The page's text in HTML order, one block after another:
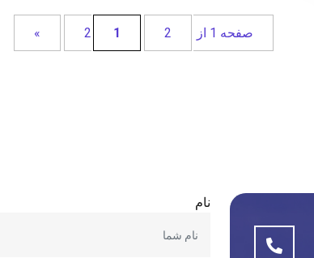
صفحه 1 از 2 1 2
»
نام